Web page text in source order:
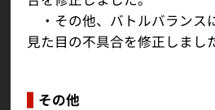
・その他、バトルバランス
見た目の不具合を修正しまし
その他